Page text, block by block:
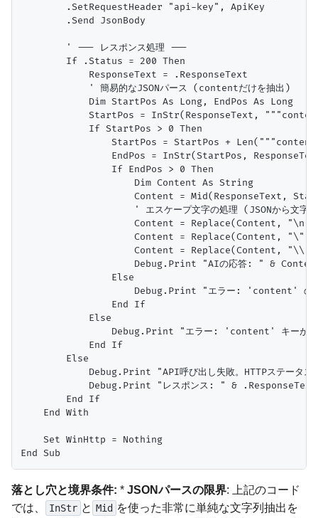
        .SetRequestHeader "api-key", ApiKey
        .Send JsonBody
        ' --- レスポンス処理 ---
        If .Status = 200 Then
            ResponseText = .ResponseText
            ' 簡易的なJSONパース (contentだけを抽出)
            Dim StartPos As Long, EndPos As Long
StartPos = InStr(ResponseText,
            If StartPos > 0 Then
StartPos = StartPos +
EndPos = InStr(StartPos,
                If EndPos > 0 Then
                    Dim Content As String
Content = Mid(ResponseText,
' エスケープ文字の処理 (JSONから文字列
Content = Replace(Content,
Content = Replace(Content,
Content = Replace(Content, "\\",
Debug.Print "AIの応答: " &
                Else
Debug.Print "エラー: 'content' の終
                End If
            Else
Debug.Print "エラー: 'content' キーが見
            End If
        Else
Debug.Print "API呼び出し失敗。HTTPステー
            Debug.Print "レスポンス: " & .ResponseText
        End If
    End With
    Set WinHttp = Nothing
落とし穴と境界条件: * JSONパースの限界: 上記のコード
では、
InStr と Mid を使った非常に単純な文字列抽出を